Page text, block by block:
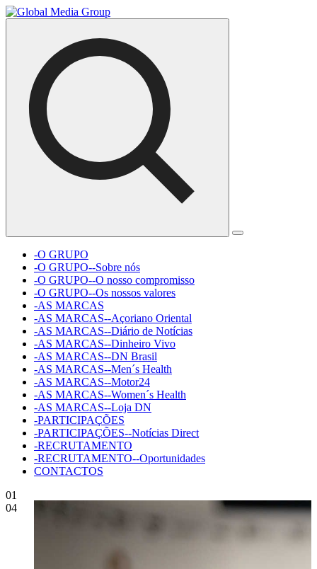
-O GRUPO
-O GRUPO--Sobre nós
-O GRUPO--O nosso compromisso
-O GRUPO--Os nossos valores
-AS MARCAS
-AS MARCAS--Açoriano Oriental
-AS MARCAS--Diário de Notícias
-AS MARCAS--Dinheiro Vivo
-AS MARCAS--DN Brasil
-AS MARCAS--Men´s Health
-AS MARCAS--Motor24
-AS MARCAS--Women´s Health
-AS MARCAS--Loja DN
-PARTICIPAÇÕES
-PARTICIPAÇÕES--Notícias Direct
-RECRUTAMENTO
-RECRUTAMENTO--Oportunidades
CONTACTOS
01
04